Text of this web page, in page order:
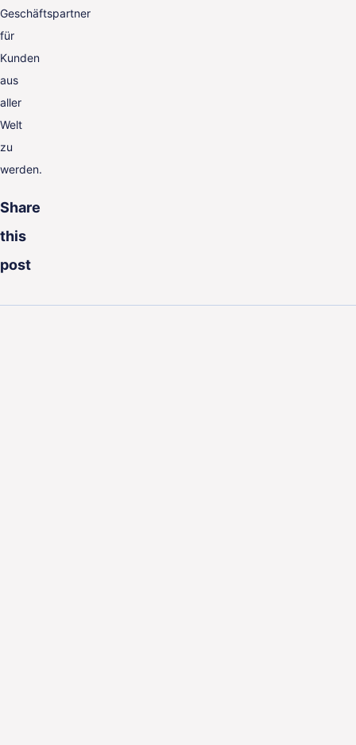
Geschäftspartner
für
Kunden
aus
aller
Welt
zu
werden.
Share
this
post